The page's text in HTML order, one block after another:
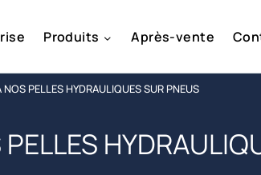
Produits Après-vente
NOS PELLES HYDRAULIQUES SUR PNEUS